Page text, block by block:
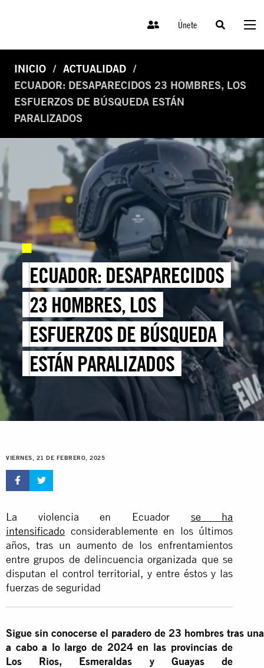
Únete
INICIO
ACTUALIDAD
ECUADOR: DESAPARECIDOS 23 HOMBRES, LOS
ESFUERZOS DE BÚSQUEDA ESTÁN
PARALIZADOS
ECUADOR: DESAPARECIDOS
23 HOMBRES, LOS
ESFUERZOS DE BÚSQUEDA
ESTÁN PARALIZADOS
VIERNES, 21 DE FEBRERO, 2025
La violencia en Ecuador se ha
intensificado considerablemente en los últimos
años, tras un aumento de los enfrentamientos
entre grupos de delincuencia organizada que se
disputan el control territorial, y entre éstos y las
fuerzas de seguridad
Sigue sin conocerse el paradero de 23 hombres tras
a cabo a lo largo de 2024 en las provincias de
Los Rios, Esmeraldas y Guayas de